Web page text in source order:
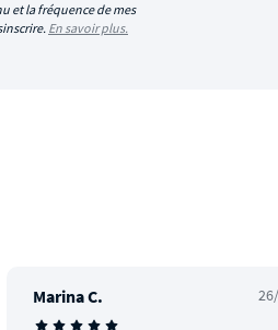
et la fréquence de mes
En savoir plus.
Marina C.